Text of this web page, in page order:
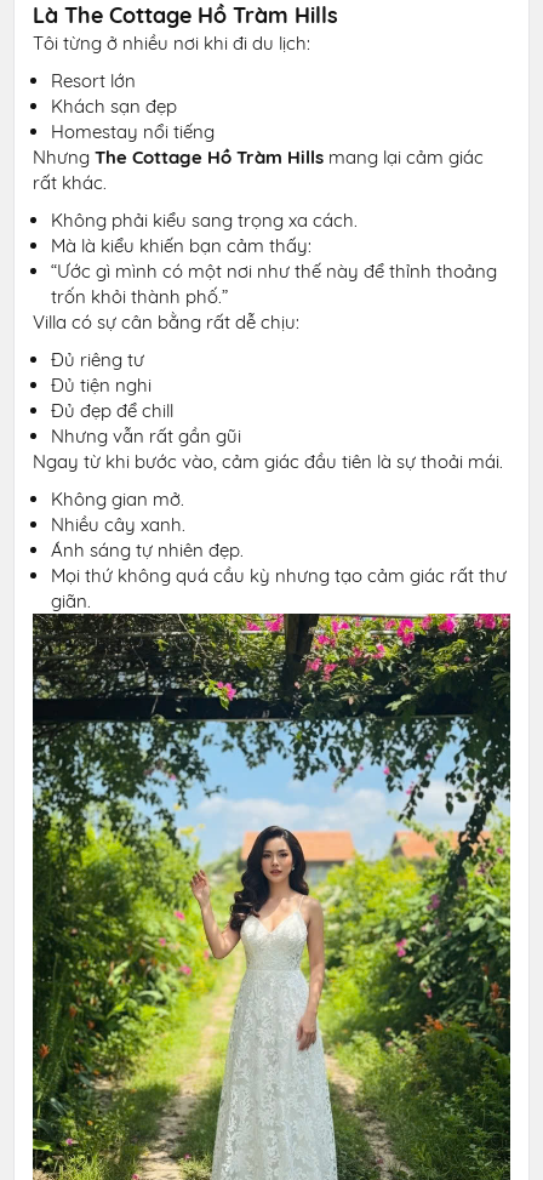
Là The Cottage Hồ Tràm Hills
Tôi từng ở nhiều nơi khi đi du lịch:
Resort lớn
Khách sạn đẹp
Homestay nổi tiếng
NhưngThe Cottage Hồ Tràm Hills mang lại cảm giác
rất khác.
Không phải kiểu sang trọng xa cách.
Mà là kiểu khiến bạn cảm thấy:
“Ước gì mình có một nơi như thế này để thỉnh thoảng
trốn khỏi thành phố.”
Villa có sự cân bằng rất dễ chịu:
Đủ riêng tư
Đủ tiện nghi
Đủ đẹp để chill
Nhưng vẫn rất gần gũi
Ngay từ khi bước vào, cảm giác đầu tiên là sự thoải mái.
Không gian mở.
Nhiều cây xanh.
Ánh sáng tự nhiên đẹp.
Mọi thứ không quá cầu kỳ nhưng tạo cảm giác rất thư
giãn.